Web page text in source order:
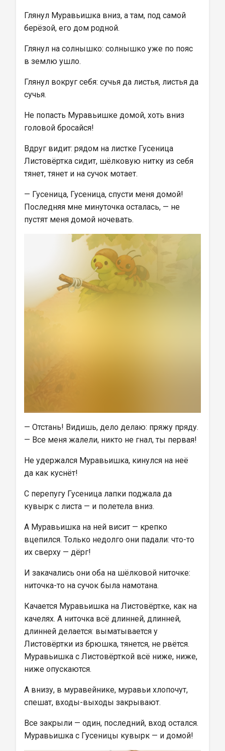
Глянул Муравьишка вниз, а там, под самой
берёзой, его дом родной.
Глянул на солнышко: солнышко уже по пояс
в землю ушло.
Глянул вокруг себя: сучья да листья, листья да
сучья.
Не попасть Муравьишке домой, хоть вниз
головой бросайся!
Вдруг видит: рядом на листке Гусеница
Листовёртка сидит, шёлковую нитку из себя
тянет, тянет и на сучок мотает.
— Гусеница, Гусеница, спусти меня домой!
Последняя мне минуточка осталась, — не
пустят меня домой ночевать.
— Отстань! Видишь, дело делаю: пряжу пряду.
— Все меня жалели, никто не гнал, ты первая!
Не удержался Муравьишка, кинулся на неё
да как куснёт!
С перепугу Гусеница лапки поджала да
кувырк с листа — и полетела вниз.
А Муравьишка на ней висит — крепко
вцепился. Только недолго они падали: что-то
их сверху — дёрг!
И закачались они оба на шёлковой ниточке:
ниточка-то на сучок была намотана.
Качается Муравьишка на Листовёртке, как на
качелях. А ниточка всё длинней, длинней,
длинней делается: выматывается у
Листовёртки из брюшка, тянется, не рвётся.
Муравьишка с Листовёрткой всё ниже, ниже,
ниже опускаются.
А внизу, в муравейнике, муравьи хлопочут,
спешат, входы-выходы закрывают.
Все закрыли — один, последний, вход остался.
Муравьишка с Гусеницы кувырк — и домой!